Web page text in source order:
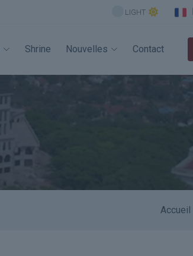
LIGHT
Shrine Nouvelles Contact
Accueil